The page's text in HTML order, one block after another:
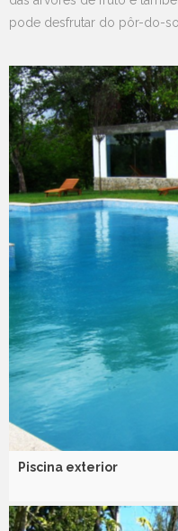
pode desfrutar do pôr-do-
Piscina exterior